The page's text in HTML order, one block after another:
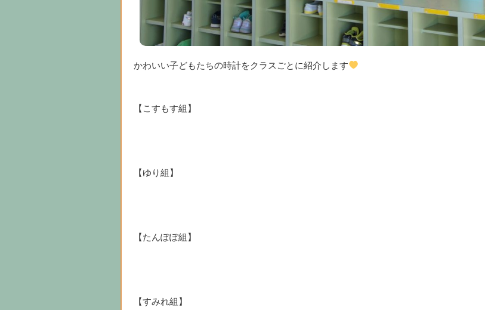
かわいい子どもたちの時計をクラスごとに紹介します
【こすもす組】
【ゆり組】
【たんぽぽ組】
【すみれ組】